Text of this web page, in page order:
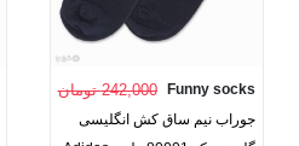
Funny socks 242,000 تومان
جوراب نیم ساق کش انگلیسی